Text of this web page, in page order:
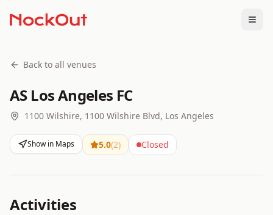
Back to all venues
AS Los Angeles FC
1100 Wilshire, 1100 Wilshire Blvd, Los Angeles
Show in Maps 5.0(2) Closed
Activities